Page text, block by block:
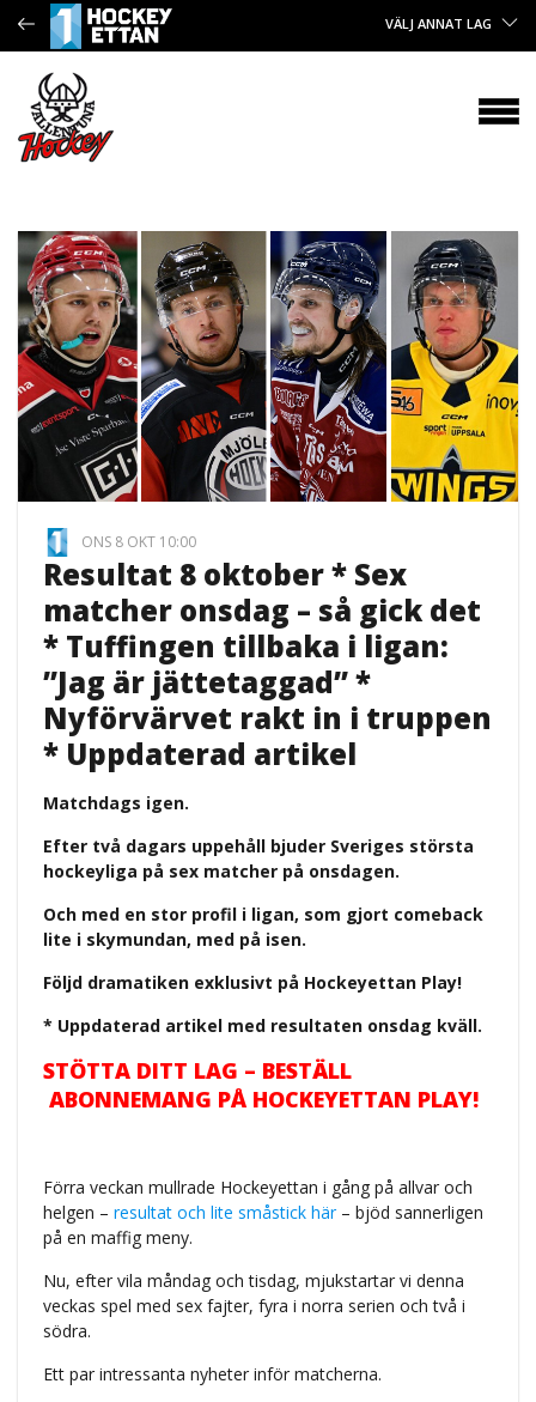
VÄLJ ANNAT LAG
ONS 8 OKT 10:00
Resultat 8 oktober * Sex
matcher onsdag – så gick det
* Tuffingen tillbaka i ligan:
”Jag är jättetaggad” *
Nyförvärvet rakt in i truppen
* Uppdaterad artikel
Matchdags igen.
Efter två dagars uppehåll bjuder Sveriges största
hockeyliga på sex matcher på onsdagen.
Och med en stor profil i ligan, som gjort comeback
lite i skymundan, med på isen.
Följd dramatiken exklusivt på Hockeyettan Play!
* Uppdaterad artikel med resultaten onsdag kväll.
STÖTTA DITT LAG – BESTÄLL
ABONNEMANG PÅ HOCKEYETTAN PLAY!
Förra veckan mullrade Hockeyettan i gång på allvar och
helgen – resultat och lite småstick här– bjöd sannerligen
på en maffig meny.
Nu, efter vila måndag och tisdag, mjukstartar vi denna
veckas spel med sex fajter, fyra i norra serien och två i
södra.
Ett par intressanta nyheter inför matcherna.